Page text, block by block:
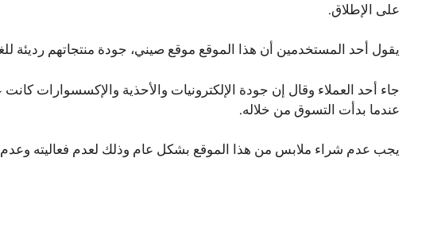
على الإطلاق.
يقول أحد المستخدمين أن هذا الموقع موقع صيني، جودة منتجاتهم رديئة
جاء أحد العملاء وقال إن جودة الإلكترونيات والأحذية والإكسسوارات
عندما بدأت التسوق من خلاله.
يجب عدم شراء ملابس من هذا الموقع بشكل عام وذلك لعدم فعاليته وعدم